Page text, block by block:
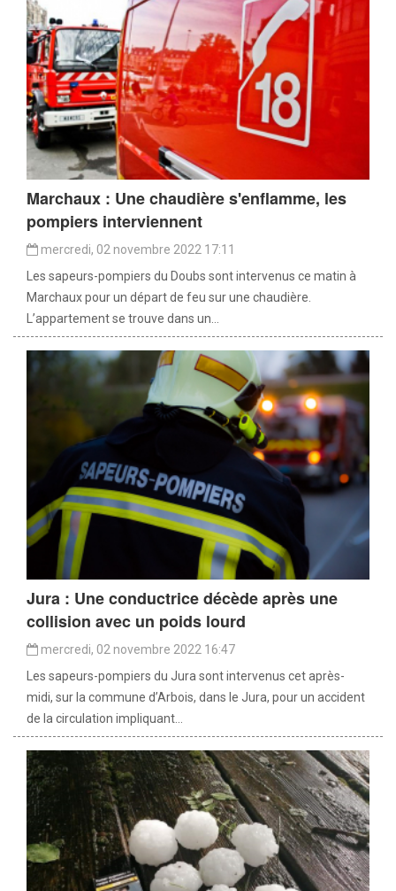
Marchaux : Une chaudière s'enflamme, les
pompiers interviennent
mercredi, 02 novembre 2022 17:11
Les sapeurs-pompiers du Doubs sont intervenus ce matin à
Marchaux pour un départ de feu sur une chaudière.
L’appartement se trouve dans un...
Jura : Une conductrice décède après une
collision avec un poids lourd
mercredi, 02 novembre 2022 16:47
Les sapeurs-pompiers du Jura sont intervenus cet après-
midi, sur la commune d’Arbois, dans le Jura, pour un accident
de la circulation impliquant...